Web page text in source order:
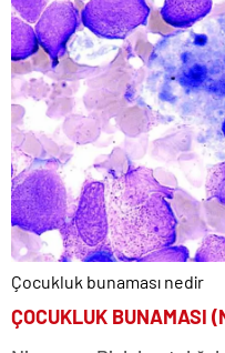
Çocukluk bunaması nedir
ÇOCUKLUK BUNAMASI